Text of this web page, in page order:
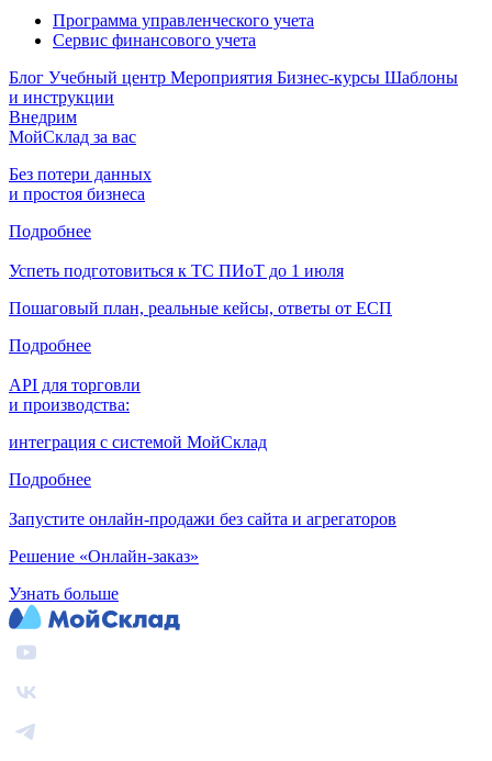
Программа управленческого учета
Сервис финансового учета
Блог Учебный центр Мероприятия Бизнес-курсы Шаблоны
и инструкции
Внедрим
МойСклад за вас
Без потери данных
и простоя бизнеса
Подробнее
Успеть подготовиться к ТС ПИоТ до 1 июля
Пошаговый план, реальные кейсы, ответы от ЕСП
Подробнее
API для торговли
и производства:
интеграция с системой МойСклад
Подробнее
Запустите онлайн-продажи без сайта и агрегаторов
Решение «Онлайн-заказ»
Узнать больше